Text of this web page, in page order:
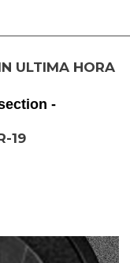
ULTIMA HORA
-
19